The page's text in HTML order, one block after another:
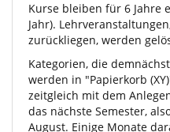
Kurse bleiben für 6 Jahre
Jahr).
zurückliegen, werden
Kategorien, die
werden in "Papierkorb
zeitgleich mit dem
das nächste Semester,
August. Einige Monate